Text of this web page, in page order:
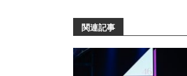
関連記事